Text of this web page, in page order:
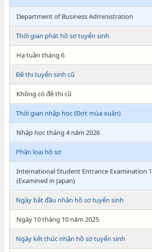
Department of Business Administration
Thời gian phát hồ sơ tuyển sinh
Hạ tuần tháng 6
Đề thi tuyển sinh cũ
Không có đề thi cũ
Thời gian nhập học (Đợt mùa xuân)
Nhập học tháng 4 năm 2026
Phân loại hồ sơ
International Student Entrance Examination
(Examined in Japan)
Ngày bắt đầu nhận hồ sơ tuyển sinh
Ngày 10 tháng 10 năm 2025
Ngày kết thúc nhận hồ sơ tuyển sinh